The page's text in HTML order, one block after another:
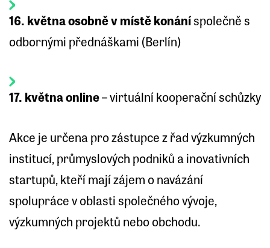
16. květnaosobně v místě konáníspolečně s
odbornými přednáškami (Berlín)
17. května online– virtuální kooperační schůzky
Akce je určena pro zástupce z řad výzkumných
institucí, průmyslových podniků a inovativních
startupů, kteří mají zájem o navázání
spolupráce v oblasti společného vývoje,
výzkumných projektů nebo obchodu.